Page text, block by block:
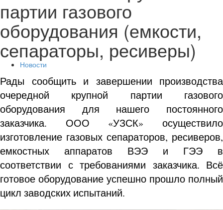
партии газового
оборудования (емкости,
сепараторы, ресиверы)
Новости
Рады сообщить и завершении производства
очередной крупной партии газового
оборудования для нашего постоянного
заказчика. ООО «УЗСК» осуществило
изготовление газовых сепараторов, ресиверов,
емкостных аппаратов ВЭЭ и ГЭЭ в
соответствии с требованиями заказчика. Всё
готовое оборудование успешно прошло полный
цикл заводских испытаний.